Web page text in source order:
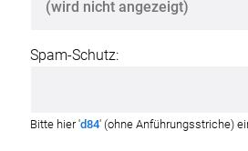
Spam-Schutz:
Bitte hier 'd84' (ohne Anführungsstriche)